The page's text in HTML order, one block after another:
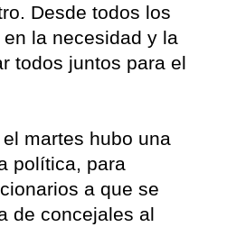
Desde todos los
la necesidad y la
todos juntos para el
martes hubo una
política, para
a que se
de concejales al